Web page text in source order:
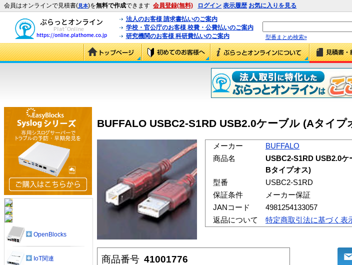
会員はオンラインで見積書(見本)を無料で作成できます 会員登録(無料) ログイン 表示履歴 お気に入りを見る
法人のお客様 請求書払いのご案内
学校・官公庁のお客様 校費・公費払いのご案内
研究機関のお客様 科研費払いのご案内
型番まとめ検索»
BUFFALO USBC2-S1RD USB2.0ケーブル (Aタイ
メーカー
BUFFALO
商品名
USBC2-S1RD USB2.0ケ
Bタイプオス)
型番
USBC2-S1RD
保証条件
メーカー保証
JANコード
4981254133057
返品について
特定商取引法に基づく表
商品番号 41001776
OpenBlocks
IoT関連